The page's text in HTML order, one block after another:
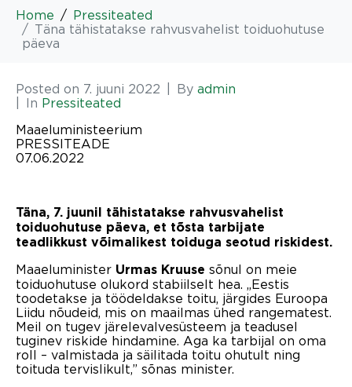
Home
Pressiteated
Täna tähistatakse rahvusvahelist toiduohutuse
päeva
Posted on 7. juuni 2022 By admin
In Pressiteated
Maaeluministeerium
PRESSITEADE
07.06.2022
Täna, 7. juunil tähistatakse rahvusvahelist
toiduohutuse päeva, et tõsta tarbijate
teadlikkust võimalikest toiduga seotud riskidest.
Maaeluminister Urmas Kruuse sõnul on meie
toiduohutuse olukord stabiilselt hea. „Eestis
toodetakse ja töödeldakse toitu, järgides Euroopa
Liidu nõudeid, mis on maailmas ühed rangematest.
Meil on tugev järelevalvesüsteem ja teadusel
tuginev riskide hindamine. Aga ka tarbijal on oma
roll – valmistada ja säilitada toitu ohutult ning
toituda tervislikult,” sõnas minister.